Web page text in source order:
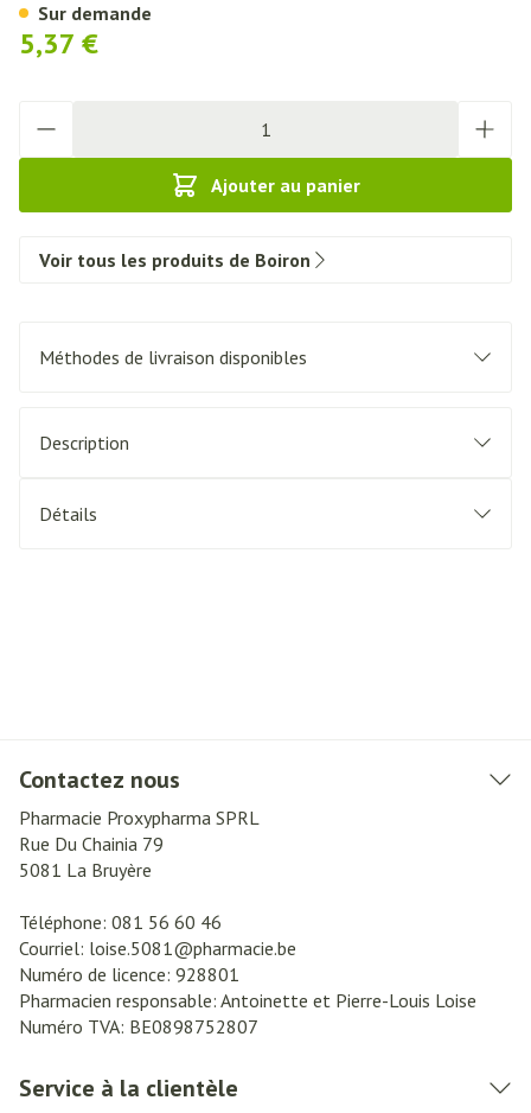
5,37 €
Ajouter au panier
Sur demande
Voir tous les produits de Boiron
Méthodes de livraison disponibles
Description
Détails
Contactez nous
Pharmacie Proxypharma SPRL
Rue Du Chainia 79
5081 La Bruyère
Téléphone: 081 56 60 46
Courriel: loise.5081@pharmacie.be
Numéro de licence: 928801
Pharmacien responsable: Antoinette et Pierre-Louis Loise
Numéro TVA: BE0898752807
Service à la clientèle